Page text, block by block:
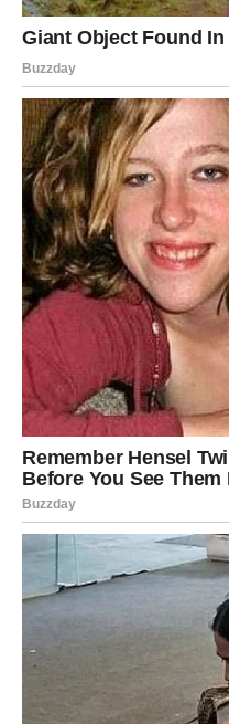
Finansijska
Neočekivana prilika
prihode.
Poruka zvijezda
Slušajte svoju intuiciju.
STRIJELAC
VELIKI NOVAC JE
MISLITE
Strijelčevi su među